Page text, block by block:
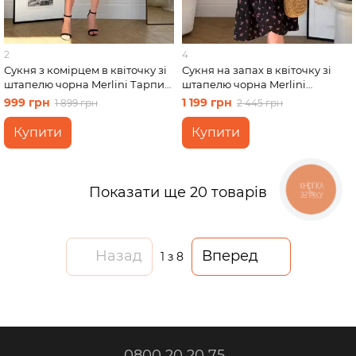
2
Сукня з комірцем в квіточку зі
штапелю чорна Merlini Тарпи
700002224 розмір S-M
999 грн 1 899 грн
Купити
4
Сукня на запах в квіточку зі
штапелю чорна Merlini
Віченца 700002201 розмір
4XL-5XL
1 199 грн 2 445 грн
Купити
Показати ще 20 товарів
Назад 1 з 8 Вперед
КНОПКА
ЗВ'ЯЗКУ